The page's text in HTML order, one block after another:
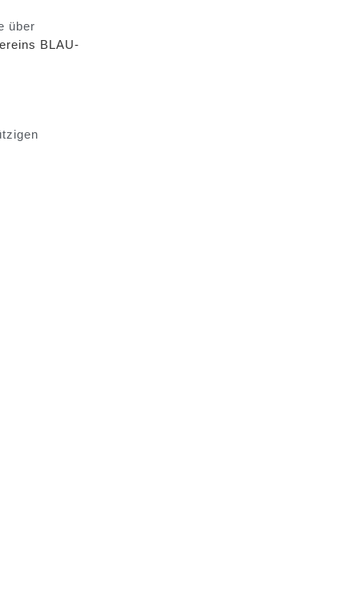
über
BLAU-